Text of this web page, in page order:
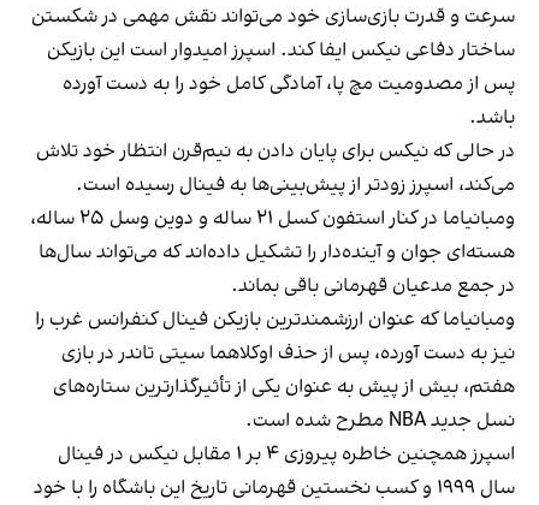
سرعت و قدرت بازی‌سازی خود می‌تواند نقش مهمی در شکستن
ساختار دفاعی نیکس ایفا کند. اسپرز امیدوار است این بازیکن
پس از مصدومیت مچ پا، آمادگی کامل خود را به دست آورده
باشد.
در حالی که نیکس برای پایان دادن به نیم‌قرن انتظار خود تلاش
می‌کند، اسپرز زودتر از پیش‌بینی‌ها به فینال رسیده است.
ومبانیاما در کنار استفون کسل ۲۱ ساله و دوین وسل ۲۵ ساله،
هسته‌ای جوان و آینده‌دار را تشکیل داده‌اند که می‌تواند سال‌ها
در جمع مدعیان قهرمانی باقی بماند.
ومبانیاما که عنوان ارزشمندترین بازیکن فینال کنفرانس غرب را
نیز به دست آورده، پس از حذف اوکلاهما سیتی تاندر در بازی
هفتم، بیش از پیش به عنوان یکی از تأثیرگذارترین ستاره‌های
نسل جدید NBA مطرح شده است.
اسپرز همچنین خاطره پیروزی ۴ بر ۱ مقابل نیکس در فینال
سال ۱۹۹۹ و کسب نخستین قهرمانی تاریخ این باشگاه را با خود